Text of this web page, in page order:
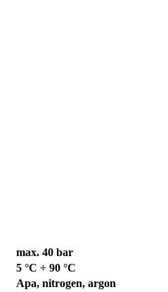
max. 40 bar
5 °C ÷ 90 °C
Apa, nitrogen, argon